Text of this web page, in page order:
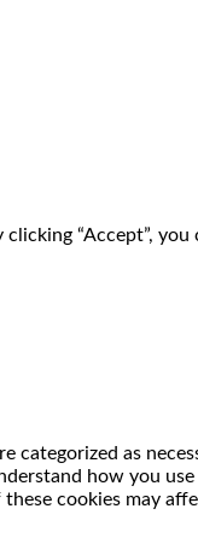
“Accept”,
as
how you
cookies may